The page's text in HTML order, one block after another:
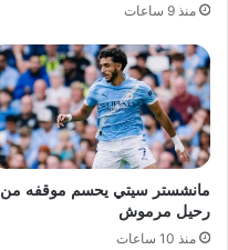
منذ 9 ساعات
مانشستر سيتي يحسم موقفه من
رحيل مرموش
منذ 10 ساعات